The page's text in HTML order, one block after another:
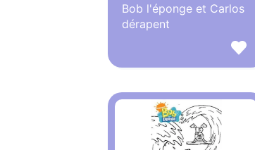
Bob l'éponge et Carlos
dérapent